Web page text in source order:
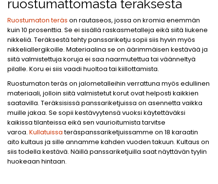
ruostumattomasta teräksestä
Ruostumaton teräs on rautaseos, jossa on kromia enemmän
kuin 10 prosenttia. Se ei sisällä raskasmetalleja eikä siitä liukene
nikkeliä. Teräksestä tehty panssariketju sopii siis hyvin myös
nikkeliallergikoille. Materiaalina se on äärimmäisen kestävää ja
siitä valmistettuja koruja ei saa naarmutettua tai väänneltyä
pilalle. Koru ei siis vaadi huoltoa tai kiillottamista.
Ruostumaton teräs on jalometalleihin verrattuna myös edullinen
materiaali, jolloin siitä valmistetut korut ovat helposti kaikkien
saatavilla. Teräksisissä panssariketjuissa on asennetta vaikka
muille jakaa. Se sopii kestävyytensä vuoksi käytettäväksi
kaikissa tilanteissa eikä sen vaurioitumista tarvitse
varoa. Kullatuissateräspanssariketjuissamme on 18 karaatin
aito kultaus ja sille annamme kahden vuoden takuun. Kultaus on
siis todella kestävä. Näillä panssariketjuilla saat näyttävän tyylin
huokeaan hintaan.